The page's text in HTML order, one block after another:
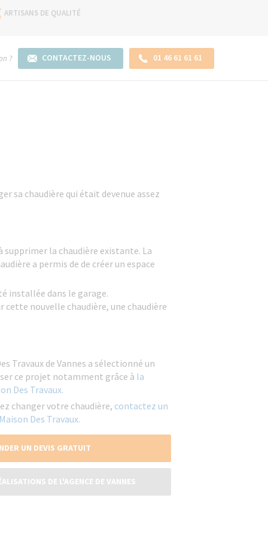
ARTISANS DE QUALITÉ
? CONTACTEZ-NOUS 01 46 61 61 61
sa chaudière qui était devenue assez
supprimer la chaudière existante. La
a permis de de créer un espace
installée dans le garage.
cette nouvelle chaudière, une chaudière
Travaux de Vannes a sélectionné un
ce projet notamment grâce à la
Des Travaux.
changer votre chaudière, contactez un
Des Travaux.
UN DEVIS GRATUIT
DE L'AGENCE DE VANNES